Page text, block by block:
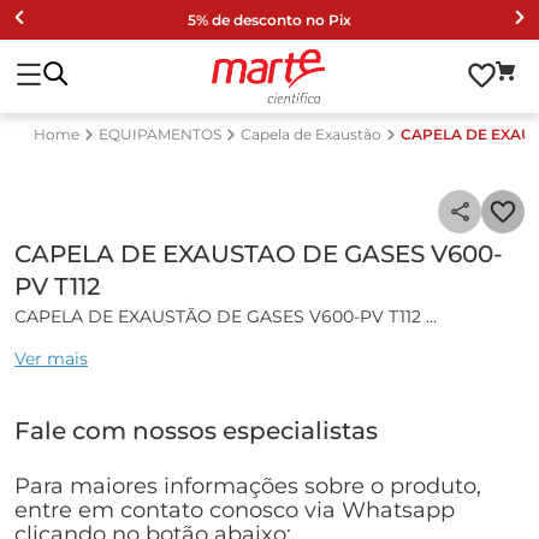
5% de desconto no Pix
EQUIPAMENTOS Capela de Exaustão CAPELA DE
CAPELA DE EXAUSTAO DE GASES V600-
PV T112
CAPELA DE EXAUSTÃO DE GASES V600-PV T112
Características gerais:
centrífugo e porta em vidro.
laboratórios que possua manipulação de produtos químicos,
tóxicos, vapores agressivos, partículas ou líquido em
quantidades e concentrações prejudiciais à saúde.
Ver mais
Fale com nossos especialistas
Para maiores informações sobre o produto,
entre em contato conosco via Whatsapp